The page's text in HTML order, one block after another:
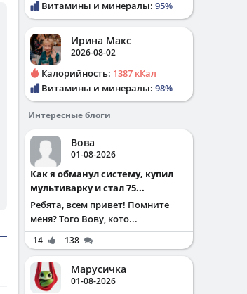
Витамины и минералы: 95%
Ирина Макс
2026-08-02
Калорийность: 1387 кКал
Витамины и минералы: 98%
Интересные блоги
Вова
01-08-2026
Как я обманул систему, купил
мультиварку и стал 75...
Ребята, всем привет! Помните
меня? Того Вову, кото...
14 138
Марусичка
01-08-2026